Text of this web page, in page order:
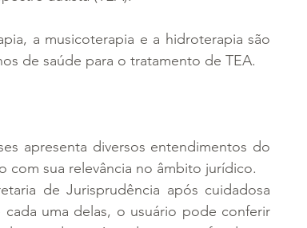
a musicoterapia e a hidroterapia são
de saúde para o tratamento de TEA.
apresenta diversos entendimentos do
com sua relevância no âmbito jurídico.
de Jurisprudência após cuidadosa
uma delas, o usuário pode conferir